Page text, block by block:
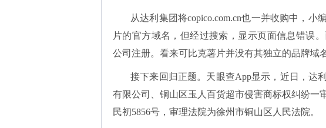
从达利集团将copico.com.cn也一并收购中，
片的官方域名，但经过搜索，显示页面信息错误。
公司注册。看来可比克薯片并没有其独立的品牌域名
接下来回归正题。 天眼查App显示，近日，达
有限公司、铜山区玉人百货超市侵害商标权纠纷一
民初5856号，审理法院为徐州市铜山区人民法院。